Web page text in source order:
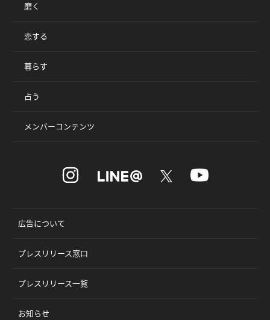
磨く
恋する
暮らす
占う
メンバーコンテンツ
広告について
プレスリリース窓口
プレスリリース一覧
お知らせ